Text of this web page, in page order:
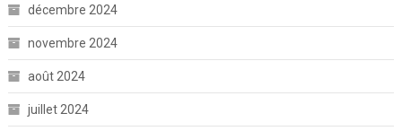
décembre 2024
novembre 2024
août 2024
juillet 2024